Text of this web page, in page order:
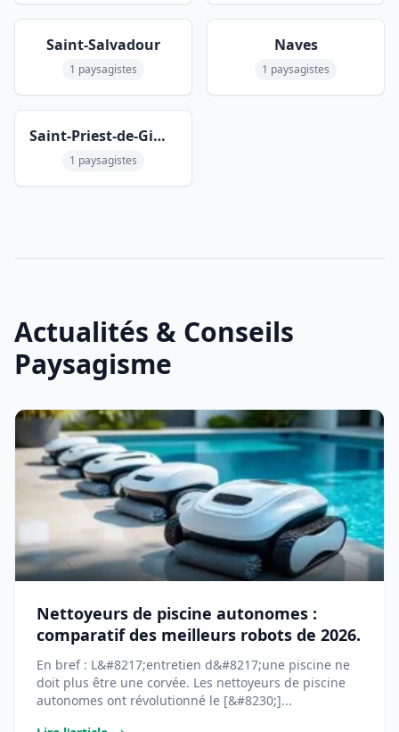
Saint-Salvadour
1 paysagistes
Naves
1 paysagistes
Saint-Priest-de-Gimel
1 paysagistes
Actualités & Conseils
Paysagisme
Nettoyeurs de piscine autonomes :
comparatif des meilleurs robots de 2026.
En bref : L&#8217;entretien d&#8217;une piscine ne
doit plus être une corvée. Les nettoyeurs de piscine
autonomes ont révolutionné le [&#8230;]...